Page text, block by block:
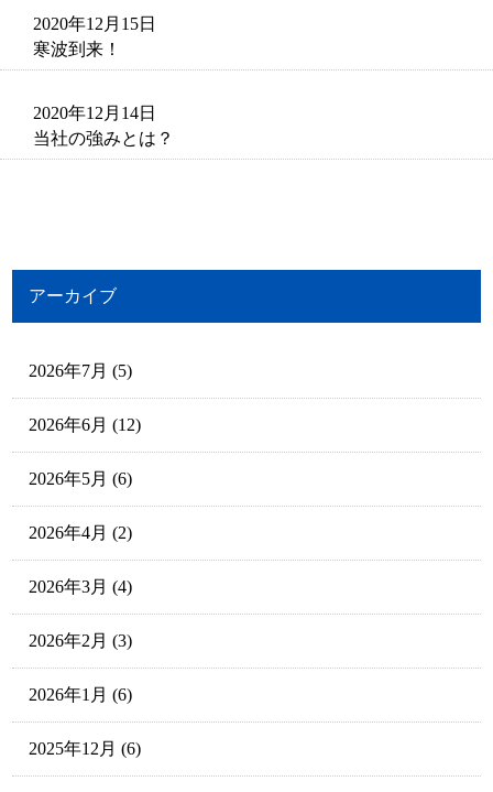
2020年12月15日
寒波到来！
2020年12月14日
当社の強みとは？
アーカイブ
2026年7月 (5)
2026年6月 (12)
2026年5月 (6)
2026年4月 (2)
2026年3月 (4)
2026年2月 (3)
2026年1月 (6)
2025年12月 (6)